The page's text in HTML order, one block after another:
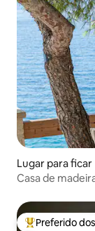
Lugar para ficar
Casa de
Preferido